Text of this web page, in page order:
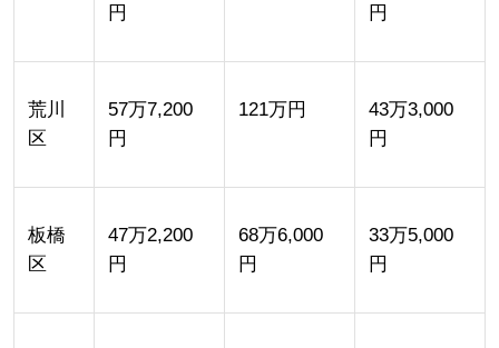
円
円
荒川
区
57万7,200
円
121万円
43万3,000
円
板橋
区
47万2,200
円
68万6,000
円
33万5,000
円